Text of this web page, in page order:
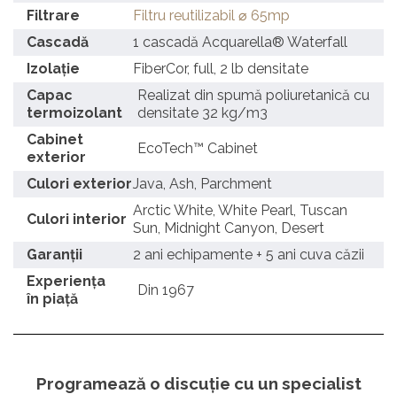
Filtrare
Filtru reutilizabil ⌀ 65mp
Cascadă
1 cascadă Acquarella® Waterfall
Izolație
FiberCor, full, 2 lb densitate
Capac
termoizolant
Realizat din spumă poliuretanică cu
densitate 32 kg/m3
Cabinet
exterior
EcoTech™ Cabinet
Culori exteriorJava, Ash, Parchment
Culori interior
Arctic White, White Pearl, Tuscan
Sun, Midnight Canyon, Desert
Garanții
2 ani echipamente + 5 ani cuva căzii
Experienţa
în piaţă
Din 1967
Programează o discuție cu un specialist